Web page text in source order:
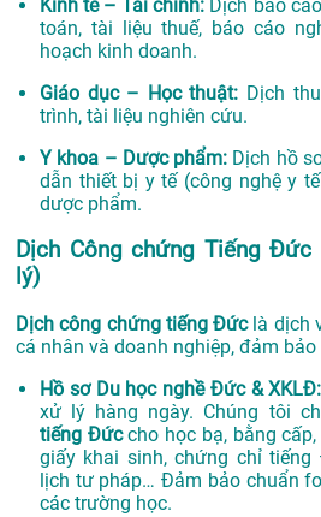
Kinh tế – Tài chính: Dịch báo
toán, tài liệu thuế, báo cáo
hoạch kinh doanh.
Giáo dục – Học thuật: Dịch
trình, tài liệu nghiên cứu.
Y khoa – Dược phẩm: Dịch hồ
dẫn thiết bị y tế (công nghệ y
dược phẩm.
Dịch Công chứng Tiếng Đức
lý)
Dịch công chứng tiếng Đứclà dịch
cá nhân và doanh nghiệp, đảm
Hồ sơ Du học nghề Đức & XKLĐ:
xử lý hàng ngày. Chúng tôi
tiếng Đứccho học bạ, bằng
giấy khai sinh, chứng chỉ tiếng
lịch tư pháp… Đảm bảo chuẩn
các trường học.